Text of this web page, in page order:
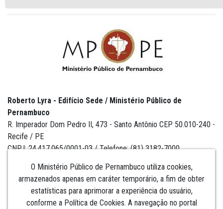
O Ministério Público de Pernambuco utiliza cookies,
armazenados apenas em caráter temporário, a fim de obter
estatísticas para aprimorar a experiência do usuário,
conforme a Política de Cookies. A navegação no portal
Roberto Lyra - Edifício Sede / Ministério Público de
Pernambuco
R. Imperador Dom Pedro II, 473 - Santo Antônio CEP 50.010-240 -
Recife / PE
CNPJ: 24.417.065/0001-03 / Telefone: (81) 3182-7000
Institucional